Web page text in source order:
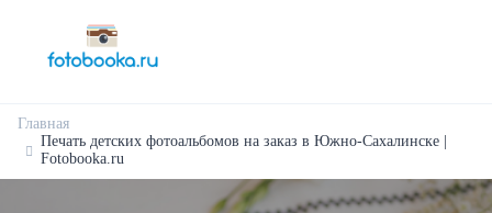
Главная
Печать детских фотоальбомов на заказ в Южно-Сахалинске |
Fotobooka.ru